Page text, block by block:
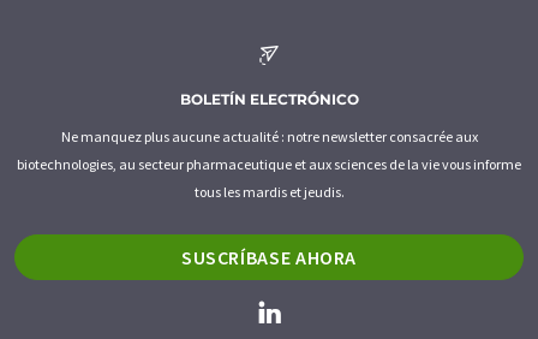
BOLETÍN ELECTRÓNICO
Ne manquez plus aucune actualité : notre newsletter consacrée aux
biotechnologies, au secteur pharmaceutique et aux sciences de la vie vous informe
tous les mardis et jeudis.
SUSCRÍBASE AHORA